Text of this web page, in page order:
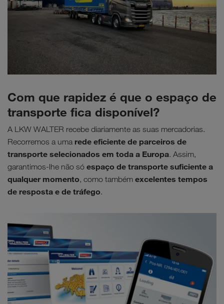
Com que rapidez é que o espaço de
transporte fica disponível?
A LKW WALTER recebe diariamente as suas mercadorias.
Recorremos a uma rede eficiente de parceiros de
transporte selecionados em toda a Europa. Assim,
garantimos-lhe não só espaço de transporte suficiente a
qualquer momento, como também excelentes tempos
de resposta e de tráfego.